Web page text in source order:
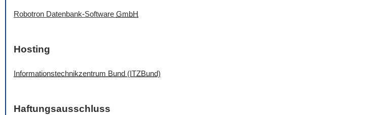
Robotron Datenbank-Software GmbH
Hosting
Informationstechnikzentrum Bund (ITZBund)
Haftungsausschluss